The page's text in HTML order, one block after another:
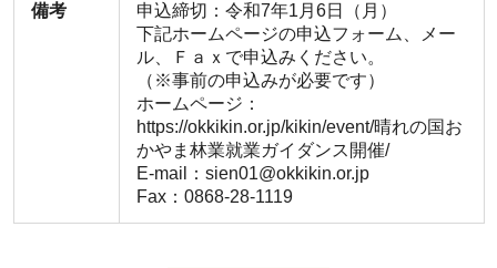
備考
申込締切：令和7年1月6日（月）
下記ホームページの申込フォーム、メー
ル、Ｆａｘで申込みください。
（※事前の申込みが必要です）
ホームページ：
https://okkikin.or.jp/kikin/event/晴れの国お
かやま林業就業ガイダンス開催/
E-mail：sien01@okkikin.or.jp
Fax：0868-28-1119